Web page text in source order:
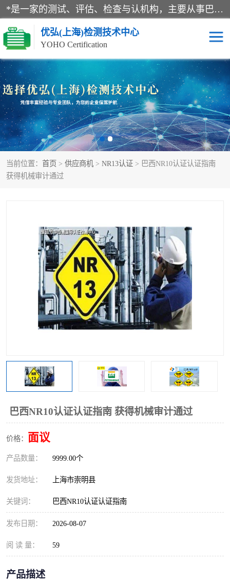
*是一家的测试、评估、检查与认机构，主要从事巴西NR10认证、NR12认证、NR13认证；ANATEL认证、INMTRO认证，欧盟CE认证：MD认证，PED认证，MID认证，ATEX认证，德国蓝色天使认证。
优弘(上海)检测技术中心
YOHO Certification
当前位置： 首页 > 供应商机 > NR13认证 > 巴西NR10认证认证指南
获得机械审计通过
巴西NR10认证认证指南 获得机械审计通过
价格： 面议
产品数量： 9999.00个
发货地址： 上海市崇明县
关键词： 巴西NR10认证认证指南
发布日期： 2026-08-07
阅 读 量： 59
产品描述
RECYCLASS认证 NR10认证
NR12认证 NR13认证
ART认证 巴西NR认证
巴西认证 RETIE认证